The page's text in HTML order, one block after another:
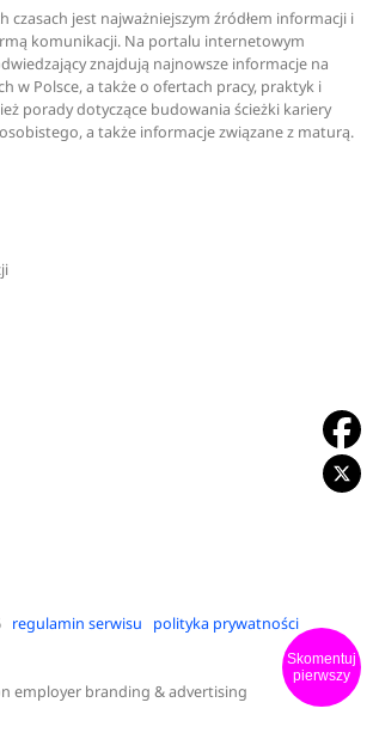
Skomentuj
pierwszy
czasach jest najważniejszym źródłem informacji i
komunikacji. Na portalu internetowym
znajdują najnowsze informacje na
w Polsce, a także o ofertach pracy, praktyk i
porady dotyczące budowania ścieżki kariery
a także informacje związane z maturą.
regulamin serwisu polityka prywatności
employer branding & advertising